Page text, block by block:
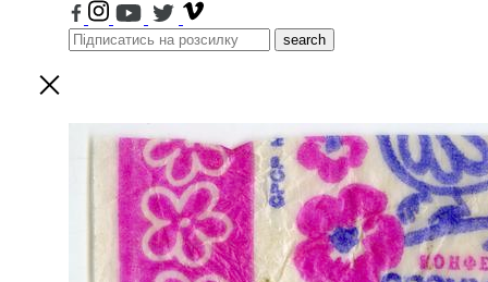
search